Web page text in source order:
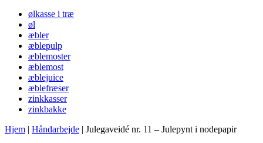
ølkasse i træ
øl
æbler
æblepulp
æblemoster
æblemost
æblejuice
æblefræser
zinkkasser
zinkbakke
Hjem | Håndarbejde | Julegaveidé nr. 11 – Julepynt i nodepapir